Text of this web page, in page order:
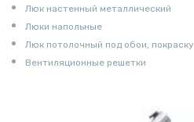
Люк настенный металлический
Люки напольные
Люк потолочный под обои, покраску
Вентиляционные решетки